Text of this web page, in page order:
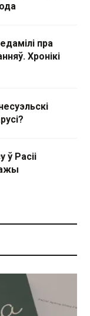
пра
Хронікі
ў Расіі